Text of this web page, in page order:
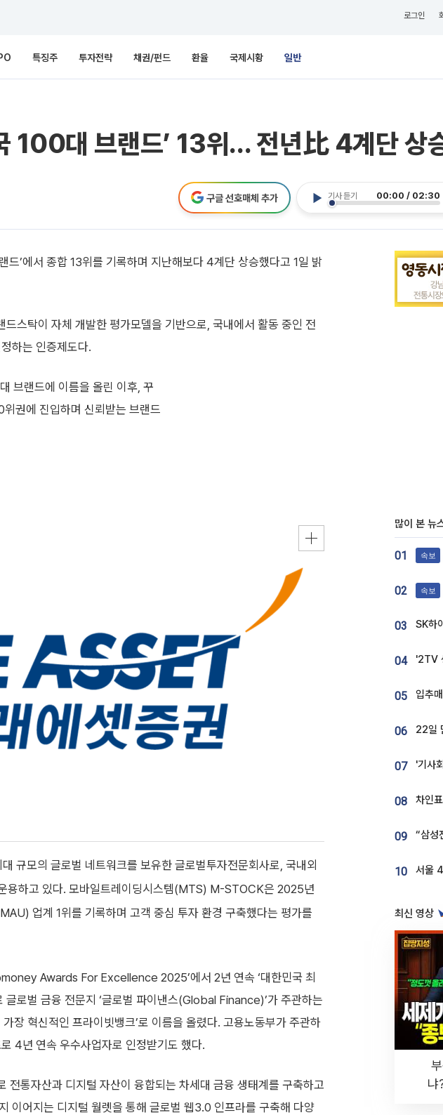
로그인
특징주 투자전략 채권/펀드 환율 국제시황 일반
100대 브랜드’ 13위… 전년比 4계단 상
기사 듣기 00:00 / 02:30
구글 선호매체 추가
드’에서 종합 13위를 기록하며 지난해보다 4계단 상승했다고 1일 밝
스탁이 자체 개발한 평가모델을 기반으로, 국내에서 활동 중인 전
하는 인증제도다.
브랜드에 이름을 올린 이후, 꾸
권에 진입하며 신뢰받는 브랜드
규모의 글로벌 네트워크를 보유한 글로벌투자전문회사로, 국내외
용하고 있다. 모바일트레이딩시스템(MTS) M-STOCK은 2025년
업계 1위를 기록하며 고객 중심 투자 환경 구축했다는 평가를
Awards For Excellence 2025’에서 2년 연속 ‘대한민국 최
글로벌 금융 전문지 ‘글로벌 파이낸스(Global Finance)’가 주관하는
혁신적인 프라이빗뱅크’로 이름을 올렸다. 고용노동부가 주관하
4년 연속 우수사업자로 인정받기도 했다.
전통자산과 디지털 자산이 융합되는 차세대 금융 생태계를 구축하고
이어지는 디지털 월렛을 통해 글로벌 웹3.0 인프라를 구축해 다양
많이 본 뉴
01 속보
02 속보
03
04
05
06
07 '기사
08
09
10
최신 영상
냐